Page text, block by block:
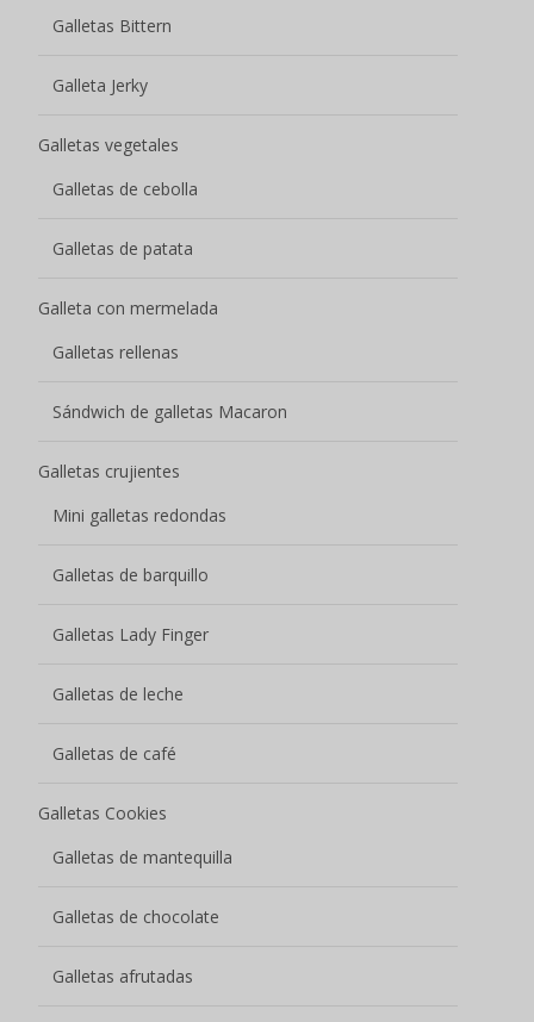
Galletas Bittern
Galleta Jerky
Galletas vegetales
Galletas de cebolla
Galletas de patata
Galleta con mermelada
Galletas rellenas
Sándwich de galletas Macaron
Galletas crujientes
Mini galletas redondas
Galletas de barquillo
Galletas Lady Finger
Galletas de leche
Galletas de café
Galletas Cookies
Galletas de mantequilla
Galletas de chocolate
Galletas afrutadas